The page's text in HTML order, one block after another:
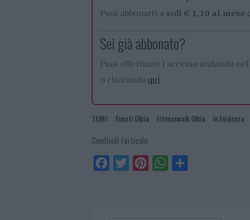
Puoi abbonarti a soli € 1,10 al mese
Sei già abbonato?
Puoi effettuare l'accesso andando
o cliccando qui
TEMI: Eventi Olbia Fitnesswalk Olbia In Evidenza
Condividi l'articolo
Fa
ce
Tw
itt
Pi
nt
W
ha